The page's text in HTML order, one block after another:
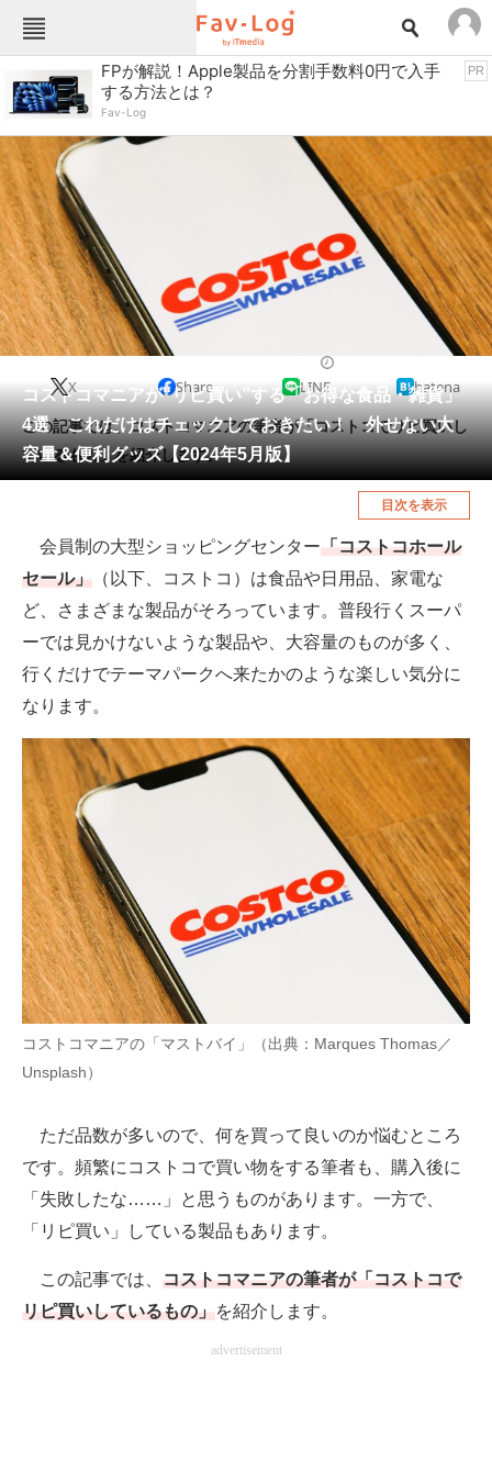
Fav-Logカテゴリー一覧
TOP
インテリア・収納 おもちゃ・ホビー
カメラ キッチン家電
キッチン用品
コンテンツ・サービス スイーツ・お菓子
スポーツ・レジャー スマホ・携帯電話
パソコン・タブレット
ペット 家電
工具・DIY 本・DVD・CD
生活家電 生活用品
釣り具・釣り用品 食品・飲料・お酒
食器・グラス・カトラリー
メディア
注目記事を集めた総合ページ
ITの今と未来を見通す
スマホと通信の最新トレンド
進化するPCとデバイスの未来
好きが集まる 比べて選べる
ビジネスと働き方のヒント
企業ITのトレンドを詳説
経営リーダーのコミュニティ
マーケ×ITの今がよく分かる
ITエンジニア向け専門サイト
IT製品の技術・比較・事例
FPが解説！Apple製品を分割手数料0円で入手
する方法とは？
Fav-Log
PR
コストコマニアが“リピ買い”する「お得な食品・雑貨」
4選 これだけはチェックしておきたい！ 外せない大
容量＆便利グッズ【2024年5月版】
X Share LINE hatena
この記事では、コストコマニアの筆者が「コストコでリピ買いし
ているもの」を紹介します。
目次を表示
会員制の大型ショッピングセンター「コストコホール
セール」 （以下、コストコ）は食品や日用品、家電な
ど、さまざまな製品がそろっています。普段行くスーパ
ーでは見かけないような製品や、大容量のものが多く、
行くだけでテーマパークへ来たかのような楽しい気分に
なります。
コストコマニアの「マストバイ」（出典：Marques Thomas／
Unsplash）
ただ品数が多いので、何を買って良いのか悩むところ
です。頻繁にコストコで買い物をする筆者も、購入後に
「失敗したな……」と思うものがあります。一方で、
「リピ買い」している製品もあります。
この記事では、 コストコマニアの筆者が「コストコで
リピ買いしているもの」を紹介します。
advertisement